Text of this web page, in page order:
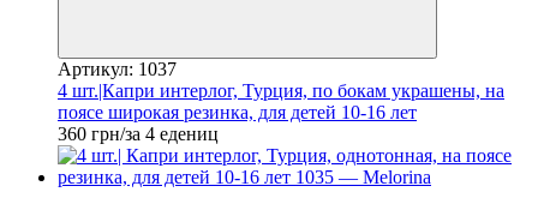
Артикул: 1037
4 шт.|Капри интерлог, Турция, по бокам украшены, на
поясе широкая резинка, для детей 10-16 лет
360 грн/за 4 едениц